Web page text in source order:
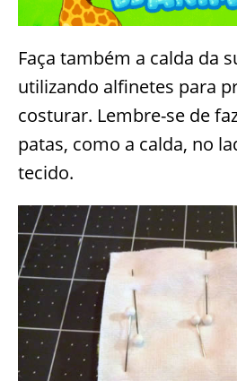
Faça também a calda da
utilizando alfinetes para
costurar. Lembre-se de
patas, como a calda, no
tecido.